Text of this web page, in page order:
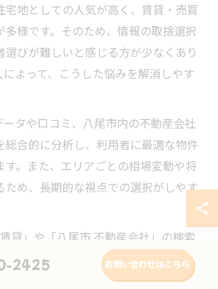
宅地としての人気が高く、賃貸・売買
多様です。そのため、情報の取捨選択
びが難しいと感じる方が少なくあり
によって、こうした悩みを解消しやす
タや口コミ、八尾市内の不動産会社
総合的に分析し、利用者に最適な物件
す。また、エリアごとの相場変動や将
ため、長期的な視点での選択がしやす
貸」や「八尾市 不動産会社」の検索
析結果を反映したランキングや評価が
りました。実際にAI提案を活用した方
2425 お問い合わせはこちら